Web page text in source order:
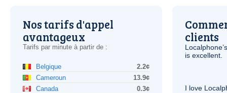
Nos tarifs d'appel
avantageux
Tarifs par minute à partir de :
Belgique
2.2¢
Cameroun
13.9¢
Canada
0.3¢
clients
is excellent.
I love